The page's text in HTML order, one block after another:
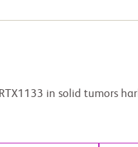
in solid tumors